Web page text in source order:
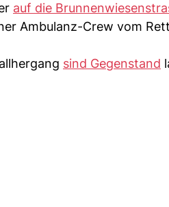
auf die
Ambulanz-Crew vom
sind Gegenstand